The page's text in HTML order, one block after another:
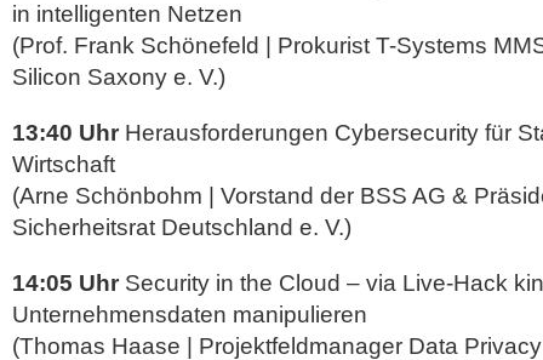
in intelligenten Netzen
(Prof. Frank Schönefeld | Prokurist T-Systems
Silicon Saxony e. V.)
13:40 Uhr Herausforderungen Cybersecurity für
Wirtschaft
(Arne Schönbohm | Vorstand der BSS AG &
Sicherheitsrat Deutschland e. V.)
14:05 Uhr Security in the Cloud – via Live-Hack
Unternehmensdaten manipulieren
(Thomas Haase | Projektfeldmanager Data